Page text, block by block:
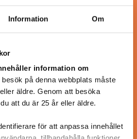
Information Om
information om
besök på denna webbplats måste
äldre. Genom att besöka
att du är 25 år eller äldre.
för att anpassa innehållet